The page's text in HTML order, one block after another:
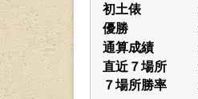
初土俵
優勝
通算成績
直近７場所
７場所勝率